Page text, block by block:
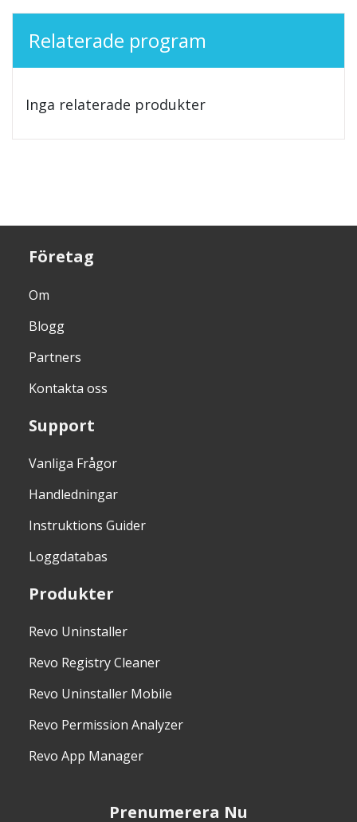
Relaterade program
Inga relaterade produkter
Företag
Om
Blogg
Partners
Kontakta oss
Support
Vanliga Frågor
Handledningar
Instruktions Guider
Loggdatabas
Produkter
Revo Uninstaller
Revo Registry Cleaner
Revo Uninstaller Mobile
Revo Permission Analyzer
Revo App Manager
Prenumerera Nu